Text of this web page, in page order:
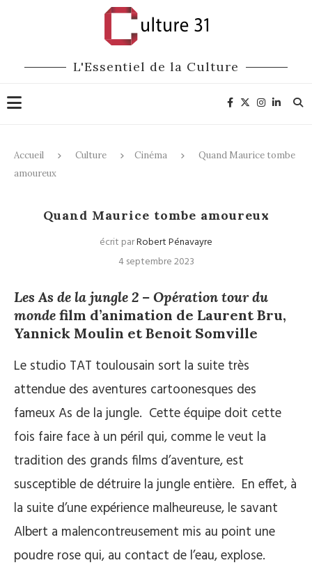
L'Essentiel de la Culture
Accueil Culture Cinéma
Quand Maurice tombe
amoureux
Quand Maurice tombe amoureux
écrit parRobert Pénavayre
4 septembre 2023
Les As de la jungle 2 – Opération tour du
monde film d’animation de Laurent Bru,
Yannick Moulin et Benoit Somville
Le studio TAT toulousain sort la suite très
attendue des aventures cartoonesques des
fameux As de la jungle. Cette équipe doit cette
fois faire face à un péril qui, comme le veut la
tradition des grands films d’aventure, est
susceptible de détruire la jungle entière. En effet, à
la suite d’une expérience malheureuse, le savant
Albert a malencontreusement mis au point une
poudre rose qui, au contact de l’eau, explose.